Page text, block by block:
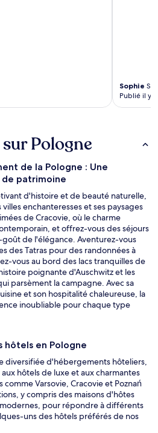
Sophie
Publié il y a
Pologne
de la Pologne : Une
patrimoine
d'histoire et de beauté naturelle,
enchanteresses et ses paysages
de Cracovie, où le charme
et offrez-vous des séjours
de l'élégance. Aventurez-vous
des Tatras pour des randonnées à
vous au bord des lacs tranquilles de
poignante d'Auschwitz et les
parsèment la campagne. Avec sa
et son hospitalité chaleureuse, la
inoubliable pour chaque type
hôtels en Pologne
diversifiée d'hébergements hôteliers,
hôtels de luxe et aux charmantes
Varsovie, Cracovie et Poznań
y compris des maisons d'hôtes
pour répondre à différents
uns des hôtels préférés de nos